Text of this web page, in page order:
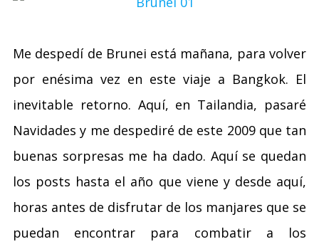
Me despedí de Brunei está mañana, para volver
por enésima vez en este viaje a Bangkok. El
inevitable retorno. Aquí, en Tailandia, pasaré
Navidades y me despediré de este 2009 que tan
buenas sorpresas me ha dado. Aquí se quedan
los posts hasta el año que viene y desde aquí,
horas antes de disfrutar de los manjares que se
puedan encontrar para combatir a los